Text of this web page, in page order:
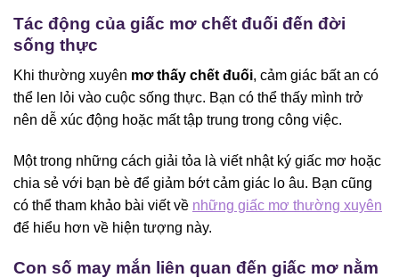
Tác động của giấc mơ chết đuối đến đời
sống thực
Khi thường xuyên mơ thấy chết đuối, cảm giác bất an có
thể len lỏi vào cuộc sống thực. Bạn có thể thấy mình trở
nên dễ xúc động hoặc mất tập trung trong công việc.
Một trong những cách giải tỏa là viết nhật ký giấc mơ hoặc
chia sẻ với bạn bè để giảm bớt cảm giác lo âu. Bạn cũng
có thể tham khảo bài viết về những giấc mơ thường xuyên
để hiểu hơn về hiện tượng này.
Con số may mắn liên quan đến giấc mơ nằm